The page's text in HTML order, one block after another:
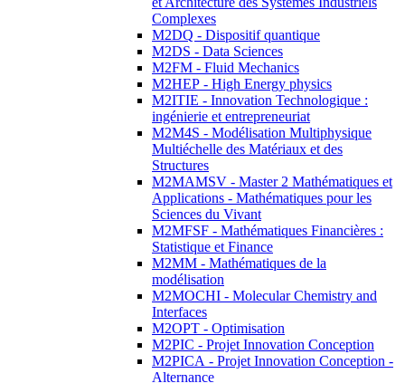
Complexes
M2DQ - Dispositif quantique
M2DS - Data Sciences
M2FM - Fluid Mechanics
M2HEP - High Energy physics
M2ITIE - Innovation Technologique :
ingénierie et entrepreneuriat
M2M4S - Modélisation Multiphysique
Multiéchelle des Matériaux et des
Structures
M2MAMSV - Master 2 Mathématiques et
Applications - Mathématiques pour les
Sciences du Vivant
M2MFSF - Mathématiques Financières :
Statistique et Finance
M2MM - Mathématiques de la
modélisation
M2MOCHI - Molecular Chemistry and
Interfaces
M2OPT - Optimisation
M2PIC - Projet Innovation Conception
M2PICA - Projet Innovation Conception -
Alternance